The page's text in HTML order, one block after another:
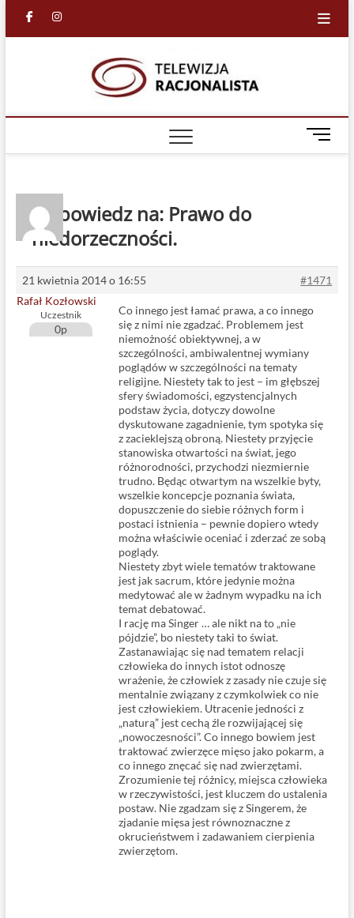
facebook
in
M
e
n
Odpowiedz na: Prawo do
niedorzeczności.
21 kwietnia 2014 o 16:55
#1471
Rafał Kozłowski
Uczestnik
0p
Co innego jest łamać prawa, a co innego
się z nimi nie zgadzać. Problemem jest
niemożność obiektywnej, a w
szczególności, ambiwalentnej wymiany
poglądów w szczególności na tematy
religijne. Niestety tak to jest – im głębszej
sfery świadomości, egzystencjalnych
podstaw życia, dotyczy dowolne
dyskutowane zagadnienie, tym spotyka się
z zacieklejszą obroną. Niestety przyjęcie
stanowiska otwartości na świat, jego
różnorodności, przychodzi niezmiernie
trudno. Będąc otwartym na wszelkie byty,
wszelkie koncepcje poznania świata,
dopuszczenie do siebie różnych form i
postaci istnienia – pewnie dopiero wtedy
można właściwie oceniać i zderzać ze sobą
poglądy.
Niestety zbyt wiele tematów traktowane
jest jak sacrum, które jedynie można
medytować ale w żadnym wypadku na ich
temat debatować.
I rację ma Singer … ale nikt na to „nie
pójdzie”, bo niestety taki to świat.
Zastanawiając się nad tematem relacji
człowieka do innych istot odnoszę
wrażenie, że człowiek z zasady nie czuje się
mentalnie związany z czymkolwiek co nie
jest człowiekiem. Utracenie jedności z
„naturą” jest cechą źle rozwijającej się
„nowoczesności”. Co innego bowiem jest
traktować zwierzęce mięso jako pokarm, a
co innego znęcać się nad zwierzętami.
Zrozumienie tej różnicy, miejsca człowieka
w rzeczywistości, jest kluczem do ustalenia
postaw. Nie zgadzam się z Singerem, że
zjadanie mięsa jest równoznaczne z
okrucieństwem i zadawaniem cierpienia
zwierzętom.